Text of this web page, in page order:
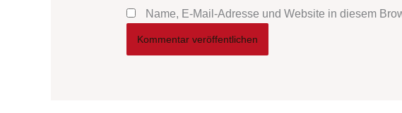
Name, E-Mail-Adresse und Website in diesem